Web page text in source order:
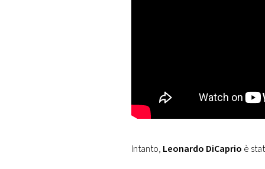
Intanto, Leonardo DiCaprio è